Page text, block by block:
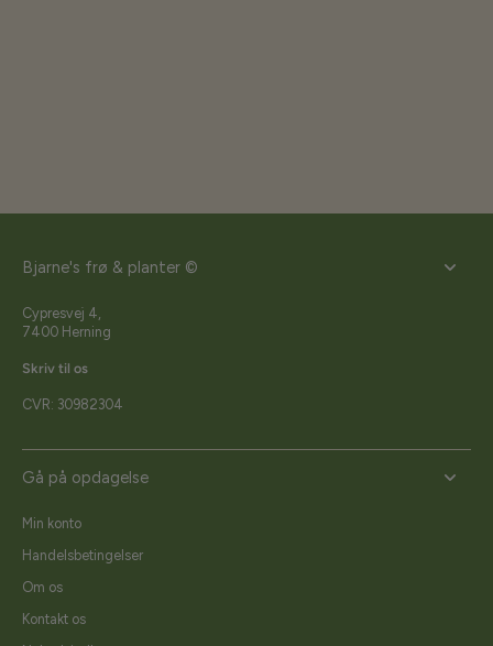
Bjarne's frø & planter ©
Cypresvej 4,
7400 Herning
Skriv til os
CVR: 30982304
Gå på opdagelse
Min konto
Handelsbetingelser
Om os
Kontakt os